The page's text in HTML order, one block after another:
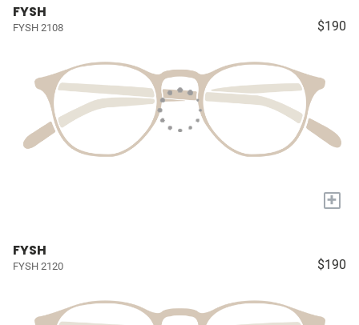
FYSH
FYSH 2108 $190
+
FYSH
FYSH 2120 $190